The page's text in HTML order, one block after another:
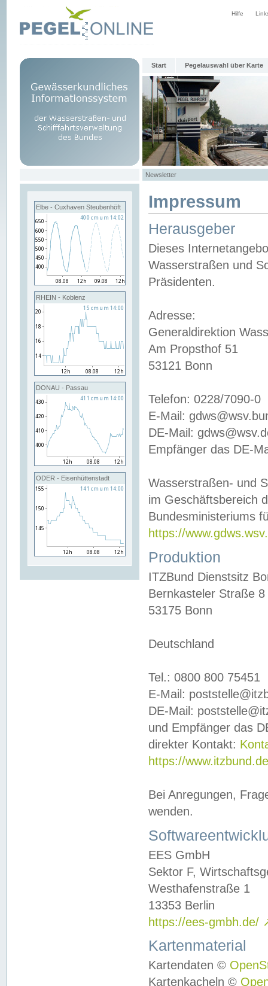
Hilfe
Start Pegelauswahl über Karte
Newsletter
Elbe - Cuxhaven Steubenhöft
RHEIN - Koblenz
DONAU - Passau
ODER - Eisenhüttenstadt
Impressum
Herausgeber
Dieses
Wasserstraßen und
Präsidenten.
Adresse:
Generaldirektion
Am Propsthof 51
53121 Bonn
Telefon: 0228/7090-0
E-Mail:
DE-Mail:
Empfänger das DE-
Wasserstraßen- und
im Geschäftsbereich
Bundesministeriums
https://
Produktion
ITZBund Dienstsitz
Bernkasteler Straße 8
53175 Bonn
Deutschland
Tel.: 0800 800 75451
E-Mail:
DE-Mail:
und Empfänger das
direkter Kontakt:
https://
Bei Anregungen,
wenden.
EES GmbH
Sektor F,
Westhafenstraße 1
13353 Berlin
https://ees-gmbh.de/
Kartenmaterial
Kartendaten ©
Kartenkacheln ©